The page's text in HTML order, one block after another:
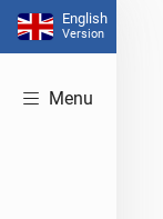
English
Version
Menu